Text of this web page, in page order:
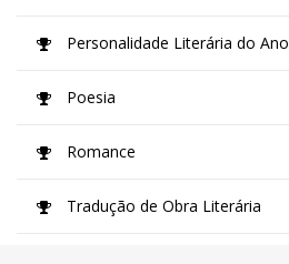
Personalidade Literária do Ano
Poesia
Romance
Tradução de Obra Literária